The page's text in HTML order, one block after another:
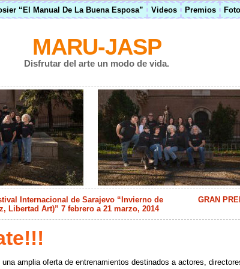
“El Manual De La Buena Esposa” Videos Premios
MARU-JASP
Disfrutar del arte un modo de vida.
Internacional de Sarajevo “Invierno de
Libertad Art)” 7 febrero a 21 marzo, 2014
GRAN
amplia oferta de entrenamientos destinados a actores,